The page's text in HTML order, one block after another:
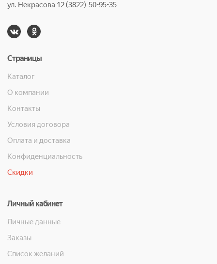
ул. Некрасова 12 (3822) 50-95-35
Страницы
Каталог
О компании
Контакты
Условия договора
Оплата и доставка
Конфиденциальность
Скидки
Личный кабинет
Личные данные
Заказы
Список желаний